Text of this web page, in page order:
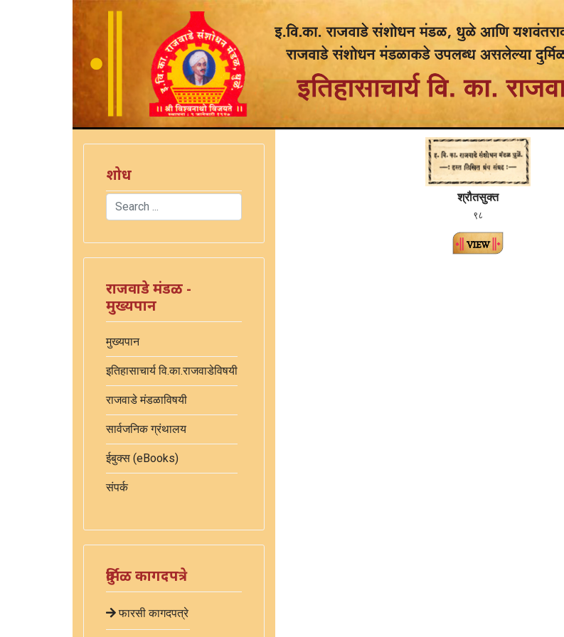
शोध
Search
राजवाडे मंडळ -
मुख्यपान
मुख्यपान
इतिहासाचार्य वि.का.राजवाडेविषयी
राजवाडे मंडळाविषयी
सार्वजनिक ग्रंथालय
ईबुक्स (eBooks)
संपर्क
दुर्मिळ कागदपत्रे
फारसी कागदपत्रे
श्रौतसुक्त
९८